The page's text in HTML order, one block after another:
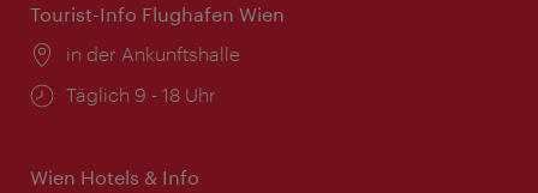
Tourist-Info Flughafen Wien
Ort:
in der Ankunftshalle
Öffnungszeiten:
Täglich 9 - 18 Uhr
Wien Hotels & Info